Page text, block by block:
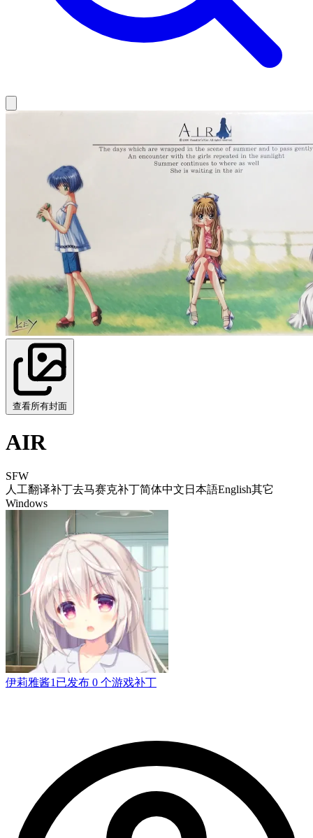
查看所有封面
AIR
SFW
人工翻译补丁去马赛克补丁简体中文 日本語English其它
Windows
伊莉雅酱1 已发布 0 个游戏补丁